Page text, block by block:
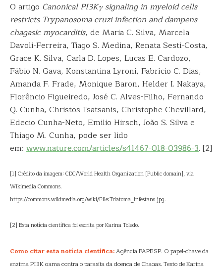
O artigo Canonical PI3Kγ signaling in myeloid cells
restricts Trypanosoma cruzi infection and dampens
chagasic myocarditis, de Maria C. Silva, Marcela
Davoli-Ferreira, Tiago S. Medina, Renata Sesti-Costa,
Grace K. Silva, Carla D. Lopes, Lucas E. Cardozo,
Fábio N. Gava, Konstantina Lyroni, Fabrício C. Dias,
Amanda F. Frade, Monique Baron, Helder I. Nakaya,
Florêncio Figueiredo, José C. Alves-Filho, Fernando
Q. Cunha, Christos Tsatsanis, Christophe Chevillard,
Edecio Cunha-Neto, Emilio Hirsch, João S. Silva e
Thiago M. Cunha, pode ser lido
em: www.nature.com/articles/s41467-018-03986-3. [2]
[1] Crédito da imagem: CDC/World Health Organization [Public domain], via
Wikimedia Commons.
https://commons.wikimedia.org/wiki/File:Triatoma_infestans.jpg.
[2] Esta notícia científica foi escrita por Karina Toledo.
Como citar esta notícia científica:Agência FAPESP. O papel-chave da
enzima PI3K gama contra o parasita da doença de Chagas. Texto de Karina